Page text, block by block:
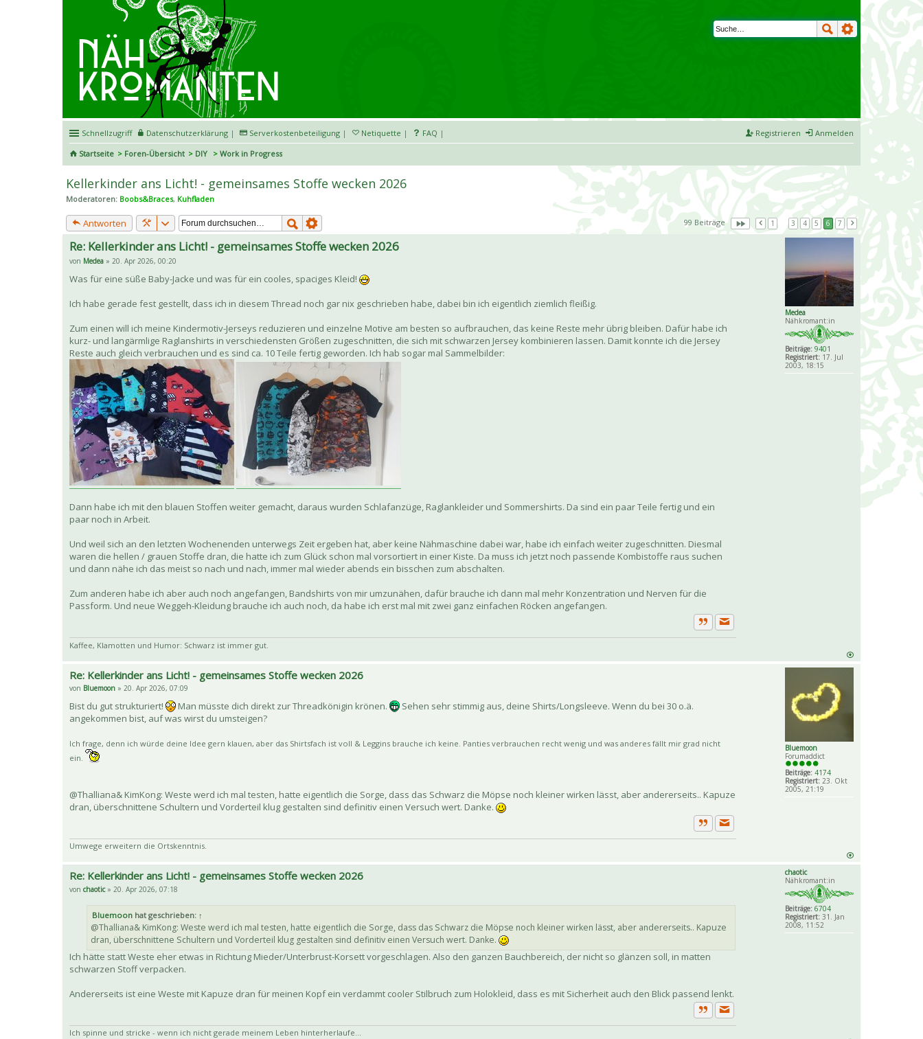
Schnellzugriff Datenschutzerklärung | Serverkostenbeteiligung | Netiquette | FAQ | Anmelden
Registrieren
Startseite
Foren-Übersicht DIY Work in Progress
Kellerkinder ans Licht! - gemeinsames Stoffe wecken 2026
Moderatoren: Boobs&Braces, Kuhfladen
Antworten 99 Beiträge 1 3 4 5 6 7
Medea
Nähkromant:in
Beiträge: 9401
Registriert: 17. Jul
2003, 18:15
Re: Kellerkinder ans Licht! - gemeinsames Stoffe wecken 2026
von Medea » 20. Apr 2026, 00:20
Was für eine süße Baby-Jacke und was für ein cooles, spaciges Kleid!
Ich habe gerade fest gestellt, dass ich in diesem Thread noch gar nix geschrieben habe, dabei bin ich eigentlich ziemlich fleißig.
Zum einen will ich meine Kindermotiv-Jerseys reduzieren und einzelne Motive am besten so aufbrauchen, das keine Reste mehr übrig bleiben. Dafür habe ich
kurz- und langärmlige Raglanshirts in verschiedensten Größen zugeschnitten, die sich mit schwarzen Jersey kombinieren lassen. Damit konnte ich die Jersey
Reste auch gleich verbrauchen und es sind ca. 10 Teile fertig geworden. Ich hab sogar mal Sammelbilder:
Dann habe ich mit den blauen Stoffen weiter gemacht, daraus wurden Schlafanzüge, Raglankleider und Sommershirts. Da sind ein paar Teile fertig und ein
paar noch in Arbeit.
Und weil sich an den letzten Wochenenden unterwegs Zeit ergeben hat, aber keine Nähmaschine dabei war, habe ich einfach weiter zugeschnitten. Diesmal
waren die hellen / grauen Stoffe dran, die hatte ich zum Glück schon mal vorsortiert in einer Kiste. Da muss ich jetzt noch passende Kombistoffe raus suchen
und dann nähe ich das meist so nach und nach, immer mal wieder abends ein bisschen zum abschalten.
Zum anderen habe ich aber auch noch angefangen, Bandshirts von mir umzunähen, dafür brauche ich dann mal mehr Konzentration und Nerven für die
Passform. Und neue Weggeh-Kleidung brauche ich auch noch, da habe ich erst mal mit zwei ganz einfachen Röcken angefangen.
ZitatPrivate Nachricht senden
Kaffee, Klamotten und Humor: Schwarz ist immer gut.
Bluemoon
Forumaddict
Beiträge: 4174
Registriert: 23. Okt
2005, 21:19
Re: Kellerkinder ans Licht! - gemeinsames Stoffe wecken 2026
von Bluemoon » 20. Apr 2026, 07:09
Bist du gut strukturiert! Man müsste dich direkt zur Threadkönigin krönen.
Sehen sehr stimmig aus, deine Shirts/Longsleeve. Wenn du bei 30 o.ä.
angekommen bist, auf was wirst du umsteigen?
Ich frage, denn ich würde deine Idee gern klauen, aber das Shirtsfach ist voll & Leggins brauche ich keine. Panties verbrauchen recht wenig und was anderes fällt mir grad nicht
ein.
@Thalliana& KimKong: Weste werd ich mal testen, hatte eigentlich die Sorge, dass das Schwarz die Möpse noch kleiner wirken lässt, aber andererseits.. Kapuze
dran, überschnittene Schultern und Vorderteil klug gestalten sind definitiv einen Versuch wert. Danke.
ZitatPrivate Nachricht senden
Umwege erweitern die Ortskenntnis.
chaotic
Nähkromant:in
Beiträge: 6704
Registriert: 31. Jan
2008, 11:52
Re: Kellerkinder ans Licht! - gemeinsames Stoffe wecken 2026
von chaotic» 20. Apr 2026, 07:18
Bluemoon hat geschrieben: ↑
@Thalliana& KimKong: Weste werd ich mal testen, hatte eigentlich die Sorge, dass das Schwarz die Möpse noch kleiner wirken lässt, aber andererseits.. Kapuze
dran, überschnittene Schultern und Vorderteil klug gestalten sind definitiv einen Versuch wert. Danke.
Ich hätte statt Weste eher etwas in Richtung Mieder/Unterbrust-Korsett vorgeschlagen. Also den ganzen Bauchbereich, der nicht so glänzen soll, in matten
schwarzen Stoff verpacken.
Andererseits ist eine Weste mit Kapuze dran für meinen Kopf ein verdammt cooler Stilbruch zum Holokleid, dass es mit Sicherheit auch den Blick passend lenkt.
ZitatPrivate Nachricht senden
Ich spinne und stricke - wenn ich nicht gerade meinem Leben hinterherlaufe...